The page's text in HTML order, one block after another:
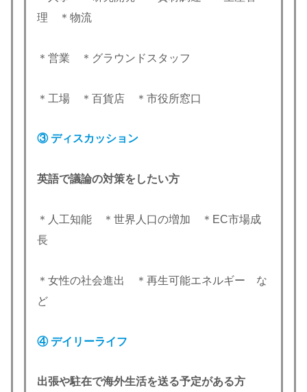
理 ＊物流
＊営業 ＊グラウンドスタッフ
＊工場 ＊百貨店 ＊市役所窓口
③ ディスカッション
英語で議論の対策をしたい方
＊人工知能 ＊世界人口の増加 ＊EC市場成
長
＊女性の社会進出 ＊再生可能エネルギー な
ど
④ デイリーライフ
出張や駐在で海外生活を送る予定がある方